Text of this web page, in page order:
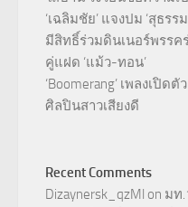
‘เฉลิมชัย’ แจงปม ‘สุธรร
มีสิทธิ์ร่วมดินเนอร์พรรค
คู่แฝด ‘แม้ว-ทอน’
‘Boomerang’ เพลงเปิดตั
ศิลปินสาวเสียงดี
Recent Comments
Dizaynersk_qzMl on มท